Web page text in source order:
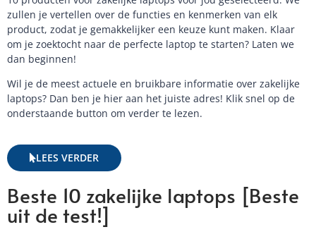
zullen je vertellen over de functies en kenmerken van elk
product, zodat je gemakkelijker een keuze kunt maken. Klaar
om je zoektocht naar de perfecte laptop te starten? Laten we
dan beginnen!
Wil je de meest actuele en bruikbare informatie over zakelijke
laptops? Dan ben je hier aan het juiste adres! Klik snel op de
onderstaande button om verder te lezen.
LEES VERDER
Beste 10 zakelijke laptops [Beste
uit de test!]